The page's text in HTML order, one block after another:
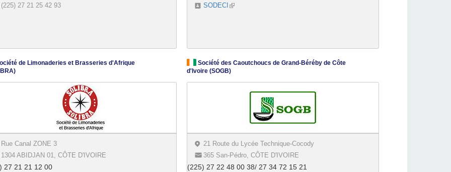
(225) 27 21 25 42 93
SODECI (link is external)
de Limonaderies et Brasseries d'Afrique
Rue Canal ZONE 3
1304 ABIDJAN 01, CÔTE D'IVOIRE
27 21 21 12 00
Société des Caoutchoucs de Grand-Béréby de Côte
d'Ivoire (SOGB)
21 Route du Lycée Technique-Cocody
365 San-Pédro, CÔTE D'IVOIRE
(225) 27 22 48 00 38/ 27 34 72 15 21